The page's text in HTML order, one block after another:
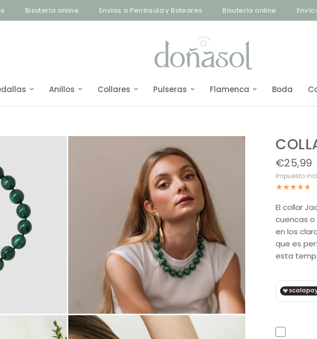
Bisutería online Envíos a Península y Baleares Bisutería online Envíos a
Anillos Collares Pulseras Flamenca Boda
€25,99
Impuesto
El collar
cuencas
en los
que es
esta